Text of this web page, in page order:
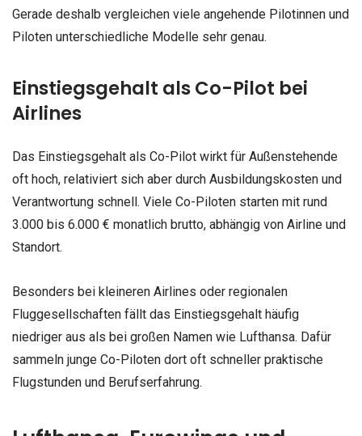
Gerade deshalb vergleichen viele angehende Pilotinnen und
Piloten unterschiedliche Modelle sehr genau.
Einstiegsgehalt als Co-Pilot bei
Airlines
Das Einstiegsgehalt als Co-Pilot wirkt für Außenstehende
oft hoch, relativiert sich aber durch Ausbildungskosten und
Verantwortung schnell. Viele Co-Piloten starten mit rund
3.000 bis 6.000 € monatlich brutto, abhängig von Airline und
Standort.
Besonders bei kleineren Airlines oder regionalen
Fluggesellschaften fällt das Einstiegsgehalt häufig
niedriger aus als bei großen Namen wie Lufthansa. Dafür
sammeln junge Co-Piloten dort oft schneller praktische
Flugstunden und Berufserfahrung.